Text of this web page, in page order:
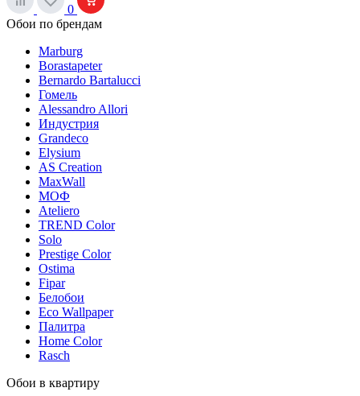
0
Обои по брендам
Marburg
Borastapeter
Bernardo Bartalucci
Гомель
Alessandro Allori
Индустрия
Grandeco
Elysium
AS Creation
MaxWall
МОФ
Ateliero
TREND Color
Solo
Prestige Color
Ostima
Fipar
Белобои
Eco Wallpaper
Палитра
Home Color
Rasch
Обои в квартиру